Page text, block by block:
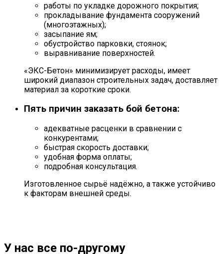
работы по укладке дорожного покрытия;
прокладывание фундамента сооружений
(многоэтажных);
засыпание ям;
обустройство парковки, стоянок;
выравнивание поверхностей.
«ЭКС-Бетон» минимизирует расходы, имеет
широкий диапазон строительных задач, доставляет
материал за короткие сроки.
Пять причин зaкaзaть бой бетона:
адекватные расценки в сравнении с
конкурентами;
быстрая скорость доставки;
удобная форма оплаты;
подробная консультация.
Изготовленное сырьё надёжно, а также устойчиво
к факторам внешней среды.
У нас все по-другому